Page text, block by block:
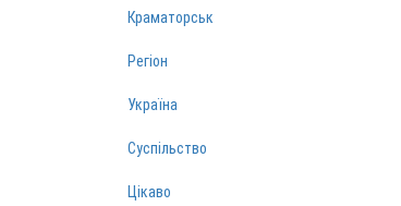
Краматорськ
Регіон
Україна
Суспільство
Цікаво